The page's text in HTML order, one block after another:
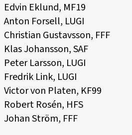
Edvin Eklund, MF19
Anton Forsell, LUGI
Christian Gustavsson, FFF
Klas Johansson, SAF
Peter Larsson, LUGI
Fredrik Link, LUGI
Victor von Platen, KF99
Robert Rosén, HFS
Johan Ström, FFF